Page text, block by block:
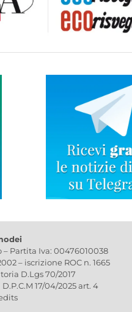
Partita Iva: 00476010038
– iscrizione ROC n. 1665
D.Lgs 70/2017
17/04/2025 art. 4